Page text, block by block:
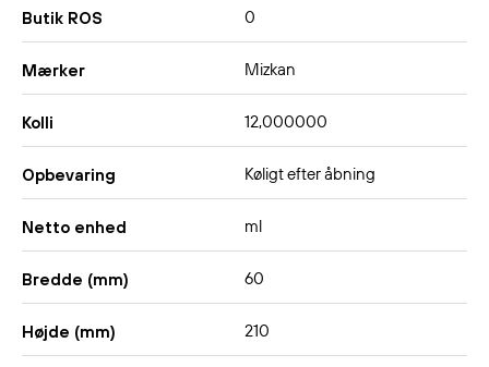
Butik ROS 0
Mærker Mizkan
Kolli 12,000000
Opbevaring Køligt efter åbning
Netto enhed ml
Bredde (mm) 60
Højde (mm) 210